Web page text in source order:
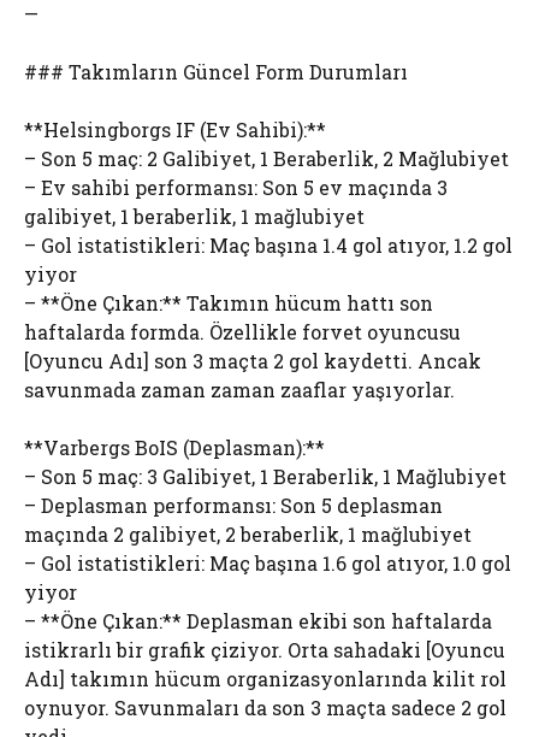
—
### Takımların Güncel Form Durumları
**Helsingborgs IF (Ev Sahibi):**
– Son 5 maç: 2 Galibiyet, 1 Beraberlik, 2 Mağlubiyet
– Ev sahibi performansı: Son 5 ev maçında 3
galibiyet, 1 beraberlik, 1 mağlubiyet
– Gol istatistikleri: Maç başına 1.4 gol atıyor, 1.2 gol
yiyor
– **Öne Çıkan:** Takımın hücum hattı son
haftalarda formda. Özellikle forvet oyuncusu
[Oyuncu Adı] son 3 maçta 2 gol kaydetti. Ancak
savunmada zaman zaman zaaflar yaşıyorlar.
**Varbergs BoIS (Deplasman):**
– Son 5 maç: 3 Galibiyet, 1 Beraberlik, 1 Mağlubiyet
– Deplasman performansı: Son 5 deplasman
maçında 2 galibiyet, 2 beraberlik, 1 mağlubiyet
– Gol istatistikleri: Maç başına 1.6 gol atıyor, 1.0 gol
yiyor
– **Öne Çıkan:** Deplasman ekibi son haftalarda
istikrarlı bir grafik çiziyor. Orta sahadaki [Oyuncu
Adı] takımın hücum organizasyonlarında kilit rol
oynuyor. Savunmaları da son 3 maçta sadece 2 gol